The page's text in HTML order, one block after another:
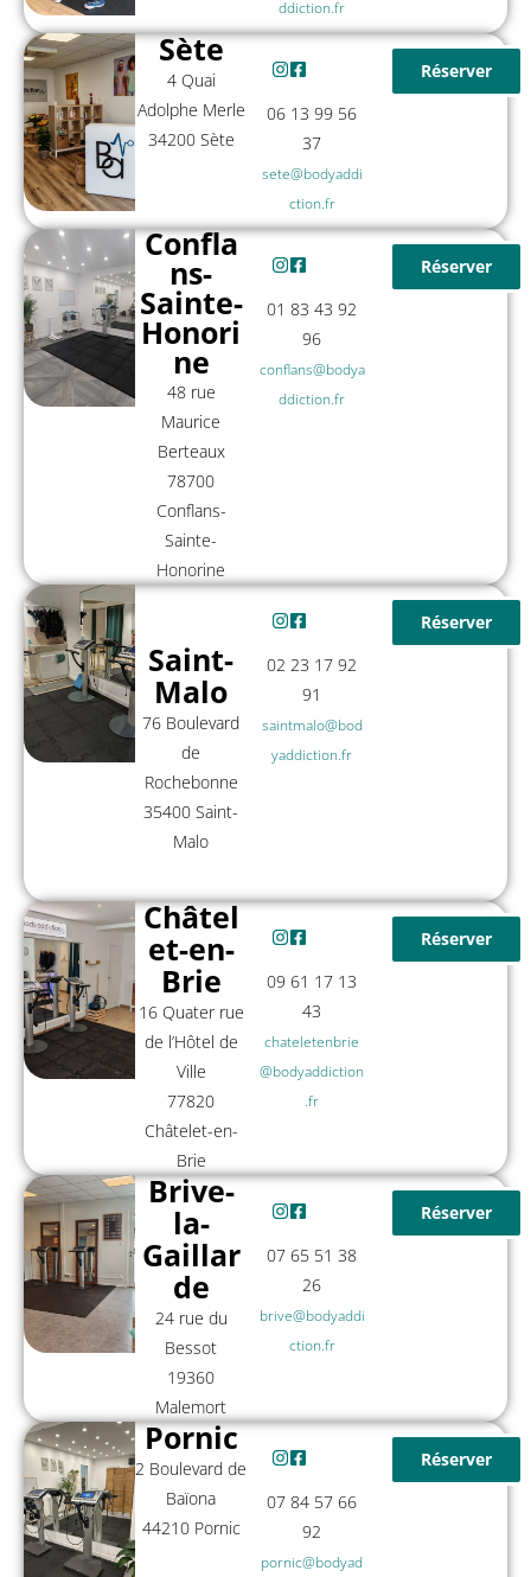
ddiction.fr
Sète
4 Quai
Adolphe Merle
34200 Sète
06 13 99 56
37
sete@bodyaddi
ction.fr
Réserver
Confla
ns-
Sainte-
Honori
ne
48 rue
Maurice
Berteaux
78700
Conflans-
Sainte-
Honorine
01 83 43 92
96
conflans@bodya
ddiction.fr
Réserver
Saint-
Malo
76 Boulevard
de
Rochebonne
35400 Saint-
Malo
02 23 17 92
91
saintmalo@bod
yaddiction.fr
Réserver
Châtel
et-en-
Brie
16 Quater rue
de l’Hôtel de
Ville
77820
Châtelet-en-
Brie
09 61 17 13
43
chateletenbrie
@bodyaddiction
.fr
Réserver
Brive-
la-
Gaillar
de
24 rue du
Bessot
19360
Malemort
07 65 51 38
26
brive@bodyaddi
ction.fr
Réserver
Pornic
2 Boulevard de
Baïona
44210 Pornic
07 84 57 66
92
pornic@bodyad
Réserver